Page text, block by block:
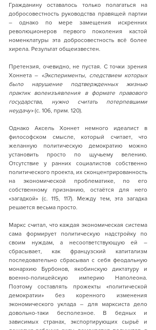
Гражданину оставалось только полагаться на
добросовестность руководства правящей партии
– однако по мере замещения искренних
революционеров первого поколения кастой
номенклатуры эта добросовестность всё более
хирела. Результат общеизвестен.
Претензия, очевидно, не пустая. С точки зрения
Хоннета – «Эксперименты, следствием которых
было нарушение подтвержденных жизнью
практик волеизъявления в формате правового
государства, нужно считать потерпевшими
неудачу» (с. 106, прим. 120).
Однако Аксель Хоннет немного идеалист в
философском смысле, который считает, что
желанную политическую демократию можно
установить просто по щучьему велению.
Отсутствие у ранних социалистов собственно
политического проекта, их сконцентрированность
на экономической проблематике, по его
собственному признанию, остаётся для него
«загадкой» (с. 115, 117).
Между тем, эта загадка
решается весьма просто.
Маркс считал, что каждая экономическая система
сама формирует политическую надстройку по
своим нуждам, а несоответствующую ей –
сбрасывает, как французский капитализм
последовательно сбрасывал с себя феодальную
монархию Бурбонов, якобинскую диктатуру и
военно-полицейскую империю Наполеона.
Поэтому составлять прожекты «политической
демократии» без коренного изменения
экономического уклада – для марксиста дело
довольно-таки бесполезное. В бедных и
зависимых странах, экспортирующих сырьё и